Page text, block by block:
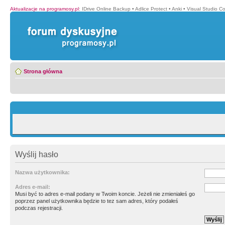
Aktualizacje na programosy.pl: IDrive Online Backup • Adlice Protect • Anki • Visual Studio
Strona główna
Wyślij hasło
Nazwa użytkownika:
Adres e-mail:
Musi być to adres e-mail podany w Twoim koncie. Jeżeli nie zmieniałeś go
poprzez panel użytkownika będzie to tez sam adres, który podałeś
podczas rejestracji.